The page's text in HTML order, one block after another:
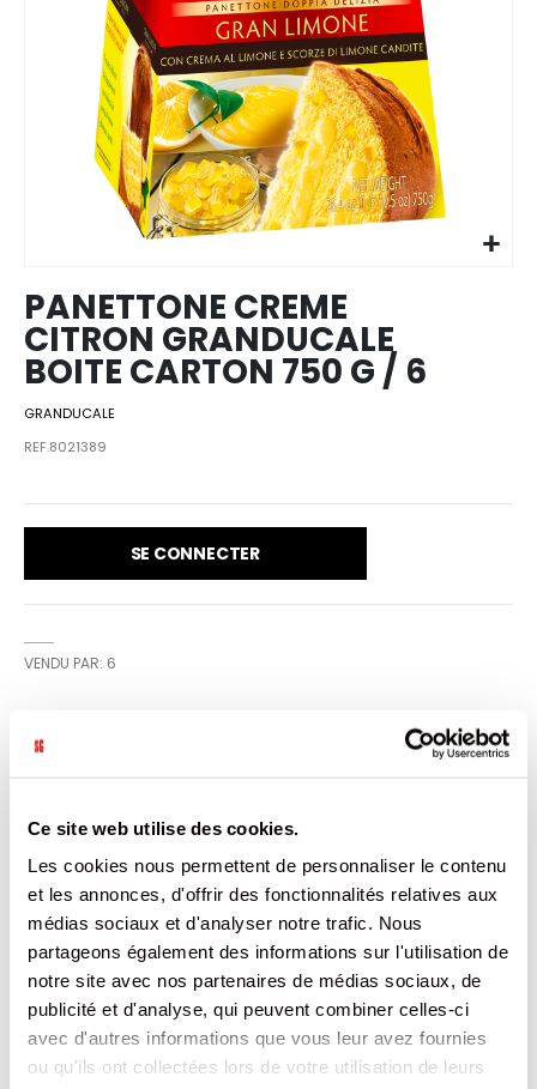
Ce site web utilise des cookies.
Les cookies nous permettent de personnaliser le contenu
et les annonces, d'offrir des fonctionnalités relatives aux
médias sociaux et d'analyser notre trafic. Nous
partageons également des informations sur l'utilisation de
notre site avec nos partenaires de médias sociaux, de
publicité et d'analyse, qui peuvent combiner celles-ci
avec d'autres informations que vous leur avez fournies
ou qu'ils ont collectées lors de votre utilisation de leurs
images
gallery
PANETTONE CREME
CITRON GRANDUCALE
BOITE CARTON 750 G / 6
GRANDUCALE
REF.8021389
SE CONNECTER
VENDU PAR: 6
INFORMATION
Le panettone est une brioche incorporant des raisins
secs, des fruits confits et des zestes d'agrumes. C'est le
gâteau traditionnel des Italiens de la Lombardie et du
Piémont ainsi que des Suisses du Tessin. Sa dégustation
fait partie des traditions de Noël. Ce modèle conserve le
moelleux de la brioche en enlevant les fruits remplacés
par un crème au citron exeptionnelle.
CARACTÉRISTIQUES
DOCUMENTATION